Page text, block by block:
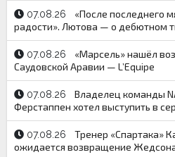
07.08.26
«После последнего
радости». Лютова — о дебютном
07.08.26
«Марсель» нашёл
Саудовской Аравии — L’Equipe
07.08.26
Владелец команды
Ферстаппен хотел выступить в
07.08.26
Тренер «Спартака»
ожидается возвращение